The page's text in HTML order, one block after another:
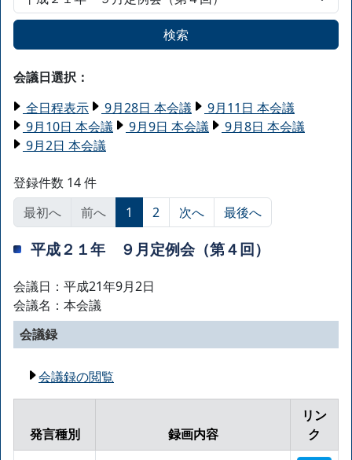
検索
会議日選択：
全日程表示
9月28日 本会議
9月11日 本会議
9月10日 本会議
9月9日 本会議
9月8日 本会議
9月2日 本会議
登録件数 14 件
最初へ
前へ 1 2 次へ 最後へ
平成２１年 ９月定例会（第４回）
会議日：平成21年9月2日
会議名：本会議
会議録
会議録の閲覧
発言種別 録画内容
リン
ク